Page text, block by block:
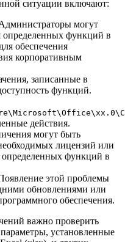
ситуации включают:
могут
определенных функций в
обеспечения
корпоративным
записанные в
функций.
действия.
могут быть
лицензий или
определенных функций в
этой проблемы
обновлениями или
обеспечения.
важно проверить
установленные